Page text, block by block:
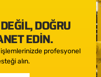
DOĞRU
EDIN.
profesyonel
alın.